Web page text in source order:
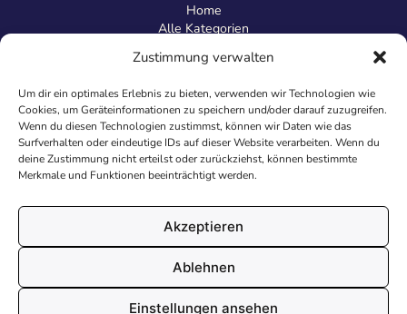
Zustimmung verwalten
Um dir ein optimales Erlebnis zu bieten, verwenden wir Technologien wie
Cookies, um Geräteinformationen zu speichern und/oder darauf zuzugreifen.
Wenn du diesen Technologien zustimmst, können wir Daten wie das
Surfverhalten oder eindeutige IDs auf dieser Website verarbeiten. Wenn du
deine Zustimmung nicht erteilst oder zurückziehst, können bestimmte
Merkmale und Funktionen beeinträchtigt werden.
Akzeptieren
Ablehnen
Einstellungen ansehen
Home
Alle Kategorien
Information
Über uns
Kontakt
Inhaltsrichtlinien
Recht & Datenschutz
Impressum
AGB
Cookies
© 2026 Malvorlagen24.de - Alle Rechte vorbehalten. Made with